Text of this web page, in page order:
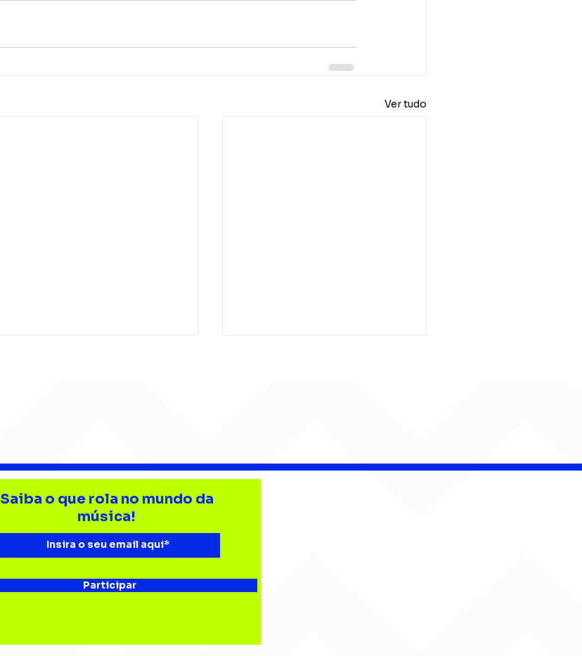
Ver tudo
Barão Vermelho reúne
formação original em
show em Ribeirão Preto
Bebé Pacheco e Ubandu
Saiba o que rola no mundo da
música!
Participar